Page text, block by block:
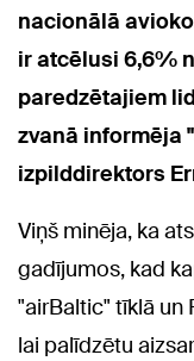
nacionālā
ir atcēlusi 6,6%
paredzētajiem
zvanā informēja
izpilddirektors
Viņš minēja, ka
gadījumos, kad
"airBaltic" tīklā un
lai palīdzētu